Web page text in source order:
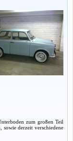
zum großen Teil
derzeit verschiedene